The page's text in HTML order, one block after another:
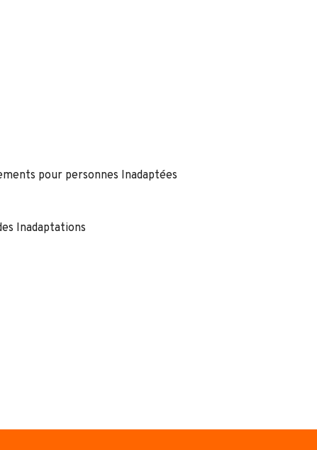
pour personnes Inadaptées
Inadaptations